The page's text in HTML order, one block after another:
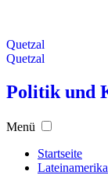
Quetzal
Quetzal
Politik und
Menü
Startseite
Lateinamerika